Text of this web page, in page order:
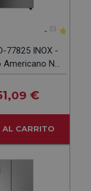
- (0)
77825 INOX -
NO
,09 €
AL CARRITO